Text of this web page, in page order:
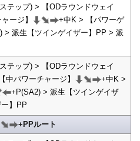
テップ) > 【ODラウンドウェイ
ージ】
+中K > 【パワーゲ
> 派生【ツインゲイザー】PP > 派
テップ) > 【ODラウンドウェイ
パワーチャージ】
+中K >
+P(SA2) > 派生【ツインゲイザ
】PP
+PPルート